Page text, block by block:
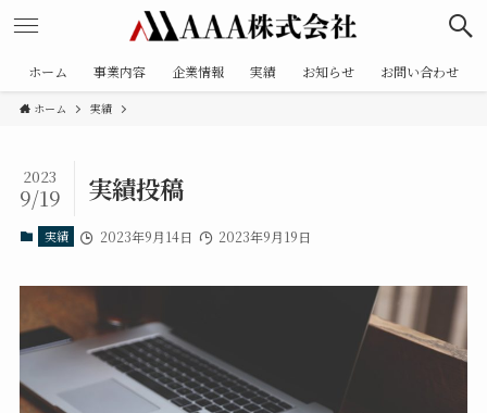
ホーム 事業内容 企業情報 実績 お知らせ お問い合わせ
ホーム 実績
実績投稿
2023
9/19
実績 2023年9月14日 2023年9月19日